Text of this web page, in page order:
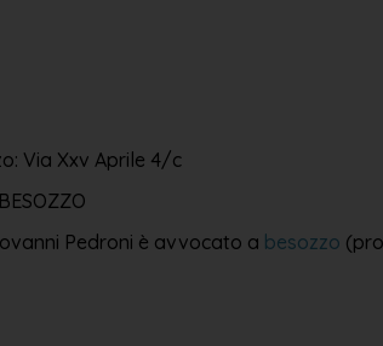
Via Xxv Aprile 4/c
Pedroni è avvocato a besozzo